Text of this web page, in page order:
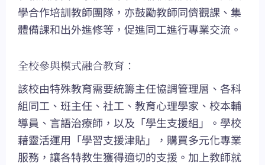
學合作培訓教師團隊，亦鼓勵教師同儕觀課、集
體備課和出外進修等，促進同工進行專業交流。
全校參與模式融合教育：
該校由特殊教育需要統籌主任協調管理層、各科
組同工、班主任、社工、教育心理學家、校本輔
導員、言語治療師，以及「學生支援組」。學校
藉靈活運用「學習支援津貼」，購買多元化專業
服務，讓各特教生獲得適切的支援。加上教師就